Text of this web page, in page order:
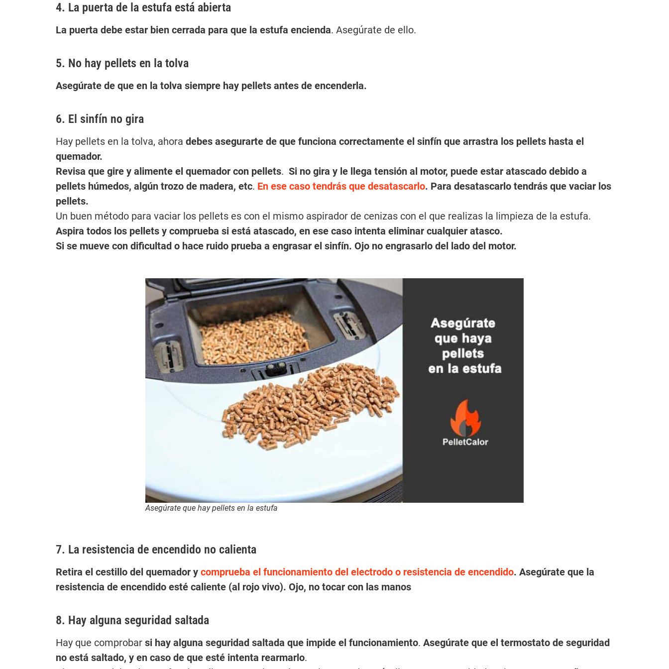
4. La puerta de la estufa está abierta
La puerta debe estar bien cerrada para que la estufa encienda. Asegúrate de ello.
5. No hay pellets en la tolva
Asegúrate de que en la tolva siempre hay pellets antes de encenderla.
6. El sinfín no gira
Hay pellets en la tolva, ahora debes asegurarte de que funciona correctamente el sinfín que arrastra los pellets hasta el
quemador.
Revisa que gire y alimente el quemador con pellets. Si no gira y le llega tensión al motor, puede estar atascado debido a
pellets húmedos, algún trozo de madera, etc. En ese caso tendrás que desatascarlo. Para desatascarlo tendrás que vaciar los
pellets.
Un buen método para vaciar los pellets es con el mismo aspirador de cenizas con el que realizas la limpieza de la estufa.
Aspira todos los pellets y comprueba si está atascado, en ese caso intenta eliminar cualquier atasco.
Si se mueve con dificultad o hace ruido prueba a engrasar el sinfín. Ojo no engrasarlo del lado del motor.
Asegúrate que hay pellets en la estufa
7. La resistencia de encendido no calienta
Retira el cestillo del quemador y comprueba el funcionamiento del electrodo o resistencia de encendido. Asegúrate que la
resistencia de encendido esté caliente (al rojo vivo). Ojo, no tocar con las manos
8. Hay alguna seguridad saltada
Hay que comprobar si hay alguna seguridad saltada que impide el funcionamiento. Asegúrate que el termostato de seguridad
no está saltado, y en caso de que esté intenta rearmarlo.